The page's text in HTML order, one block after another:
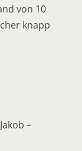
von 10
knapp
–